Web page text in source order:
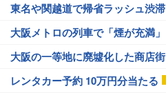
東名や関越道で帰省ラッシュ渋滞
大阪メトロの列車で「煙が充満」
大阪の一等地に廃墟化した商店街
レンタカー予約 10万円分当たる